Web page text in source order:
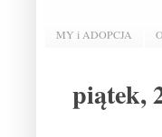
MY i ADOPCJA
piątek,